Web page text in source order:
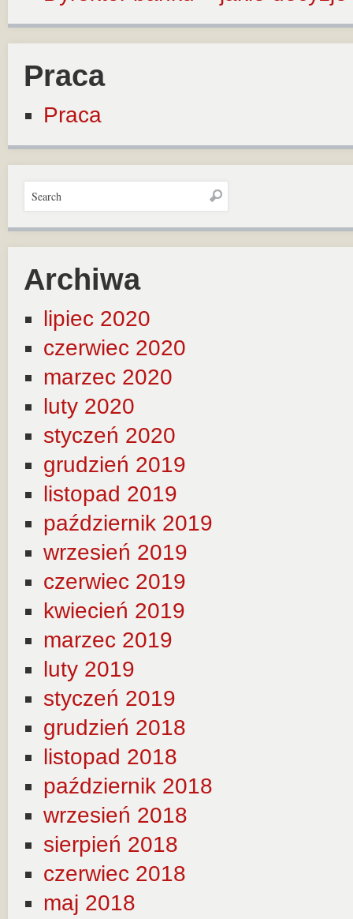
Praca
Praca
Archiwa
lipiec 2020
czerwiec 2020
marzec 2020
luty 2020
styczeń 2020
grudzień 2019
listopad 2019
październik 2019
wrzesień 2019
czerwiec 2019
kwiecień 2019
marzec 2019
luty 2019
styczeń 2019
grudzień 2018
listopad 2018
październik 2018
wrzesień 2018
sierpień 2018
czerwiec 2018
maj 2018